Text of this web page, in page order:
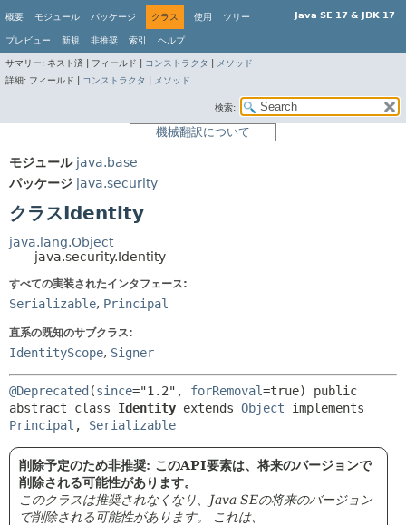
Java SE 17 & JDK 17
概要 モジュール パッケージ クラス 使用 ツリー
プレビュー 新規 非推奨 索引 ヘルプ
サマリー: ネスト済 | フィールド | コンストラクタ
メソッド
詳細: フィールド | コンストラクタ メソッド
検索:
機械翻訳について
モジュール java.base
パッケージ java.security
クラスIdentity
java.lang.Object
java.security.Identity
すべての実装されたインタフェース:
Serializable, Principal
直系の既知のサブクラス:
IdentityScope, Signer
@Deprecated (since="1.2", forRemoval=true) public
abstract class Identity extends Object
Principal , Serializable
削除予定のため非推奨: このAPI要素は、将来のバージョンで
削除される可能性があります。
このクラスは推奨されなくなり、Java SEの将来のバージョン
で削除される可能性があります。
これは、